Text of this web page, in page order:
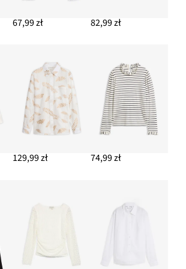
DODAJ DO KOSZYKA
67,99 zł 82,99 zł
129,99 zł 74,99 zł